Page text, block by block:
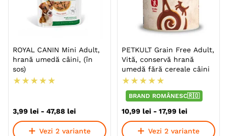
ROYAL CANIN Mini Adult,
hrană umedă câini, (în
sos)
★ ★ ★ ★ ★
3,99 lei - 47,88 lei
Vezi 2 variante
PETKULT Grain Free Adult,
Vită, conservă hrană
umedă fără cereale câini
★ ★ ★ ★ ★
BRAND ROMÂNESC🇷🇴
10,99 lei - 17,99 lei
Vezi 2 variante